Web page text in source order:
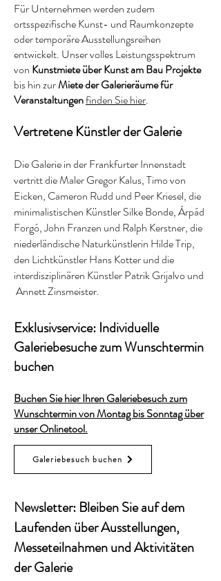
Für Unternehmen werden zudem
ortsspezifische Kunst- und Raumkonzepte
oder temporäre Ausstellungsreihen
entwickelt. Unser volles Leistungsspektrum
von Kunstmiete über Kunst am Bau Projekte
bis hin zurMiete der Galerieräume für
Veranstaltungenfinden Sie hier.
Vertretene Künstler der Galerie
Die Galerie in der Frankfurter Innenstadt
vertritt die Maler Gregor Kalus, Timo von
Eicken, Cameron Rudd und Peer Kriesel, die
minimalistischen Künstler Silke Bonde, Árpád
Forgó, John Franzen und Ralph Kerstner, die
niederländische Naturkünstlerin Hilde Trip,
den Lichtkünstler Hans Kotter und die
interdisziplinären Künstler Patrik Grijalvo und
Annett Zinsmeister.
Exklusivservice: Individuelle
Galeriebesuche zum Wunschtermin
buchen
Buchen Sie hier Ihren Galeriebesuch zum
Wunschtermin von Montag bis Sonntag über
unser Onlinetool.
Galeriebesuch buchen
Newsletter: Bleiben Sie auf dem
Laufenden über Ausstellungen,
Messeteilnahmen und Aktivitäten
der Galerie